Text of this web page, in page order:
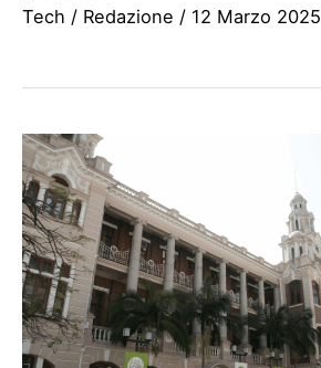
Tech / Redazione / 12 Marzo 2025